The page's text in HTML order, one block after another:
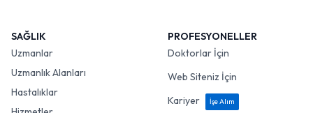
SAĞLIK
Uzmanlar
Uzmanlık Alanları
Hastalıklar
PROFESYONELLER
Doktorlar İçin
Web Siteniz İçin
Kariyer
İşe Alım